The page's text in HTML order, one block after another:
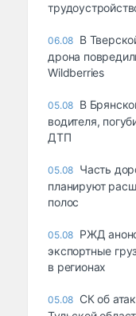
06.08 В
дрона
Wildberries
05.08 В
водителя,
ДТП
05.08 Часть
планируют
полос
05.08 РЖД
экспортные
в регионах
05.08 СК об